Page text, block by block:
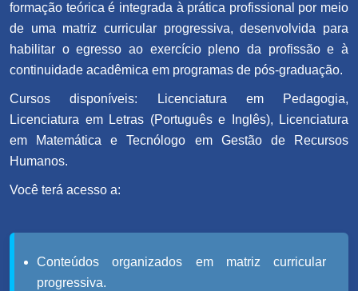
formação teórica é integrada à prática profissional por meio
de uma matriz curricular progressiva, desenvolvida para
habilitar o egresso ao exercício pleno da profissão e à
continuidade acadêmica em programas de pós-graduação.
Cursos disponíveis: Licenciatura em Pedagogia,
Licenciatura em Letras (Português e Inglês), Licenciatura
em Matemática e Tecnólogo em Gestão de Recursos
Humanos.
Você terá acesso a:
Conteúdos organizados em matriz curricular
progressiva.